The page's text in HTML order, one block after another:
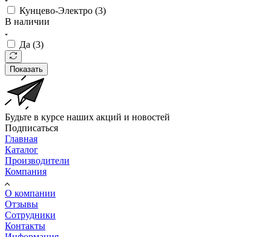
Кунцево-Электро (3)
В наличии
Да (3)
Показать
Будьте в курсе наших акций и новостей
Подписаться
Главная
Каталог
Производители
Компания
О компании
Отзывы
Сотрудники
Контакты